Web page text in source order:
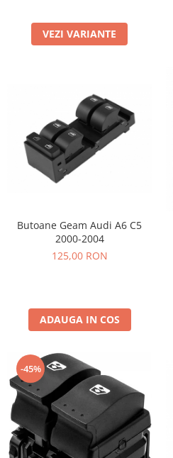
VEZI VARIANTE
Butoane Geam Audi A6 C5
2000-2004
125,00 RON
ADAUGA IN COS
-45%